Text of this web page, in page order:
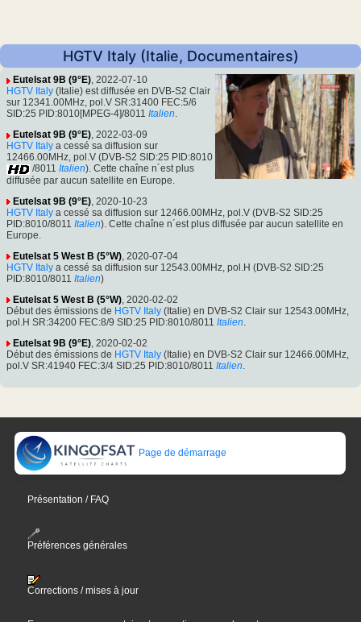
HGTV Italy (Italie, Documentaires)
Eutelsat 9B (9°E), 2022-07-10
HGTV Italy (Italie) est diffusée en DVB-S2 Clair
sur 12341.00MHz, pol.V SR:31400 FEC:5/6
SID:25 PID:8010[MPEG-4]/8011 Italien.
Eutelsat 9B (9°E), 2022-03-09
HGTV Italy a cessé sa diffusion sur
12466.00MHz, pol.V (DVB-S2 SID:25 PID:8010
/8011 Italien). Cette chaîne n´est plus
diffusée par aucun satellite en Europe.
Eutelsat 9B (9°E) , 2020-10-23
HGTV Italy a cessé sa diffusion sur 12466.00MHz, pol.V (DVB-S2 SID:25
PID:8010/8011 Italien). Cette chaîne n´est plus diffusée par aucun satellite en
Europe.
Eutelsat 5 West B (5°W) , 2020-07-04
HGTV Italy a cessé sa diffusion sur 12543.00MHz, pol.H (DVB-S2 SID:25
PID:8010/8011 Italien)
Eutelsat 5 West B (5°W) , 2020-02-02
Début des émissions de HGTV Italy (Italie) en DVB-S2 Clair sur 12543.00MHz,
pol.H SR:34200 FEC:8/9 SID:25 PID:8010/8011 Italien
Eutelsat 9B (9°E) , 2020-02-02
Début des émissions de HGTV Italy (Italie) en DVB-S2 Clair sur 12466.00MHz,
pol.V SR:41940 FEC:3/4 SID:25 PID:8010/8011 Italien
Page de démarrage
Présentation / FAQ
Préférences générales
Corrections / mises à jour